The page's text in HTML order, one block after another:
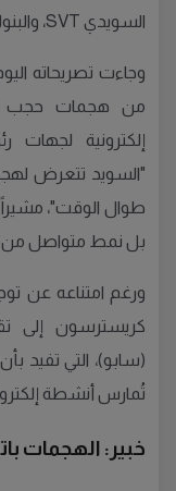
السويدي SVT، والبنوك، وخدمة BankID.
وجاءت تصريحاته
إلكترونية لجهات
"السويد تتعرض
طوال الوقت"،
بل نمط متواصل من
ورغم امتناعه عن
كريسترسون إلى
(سابو)، التي تفيد
تُمارس أنشطة
خبير: الهجمات